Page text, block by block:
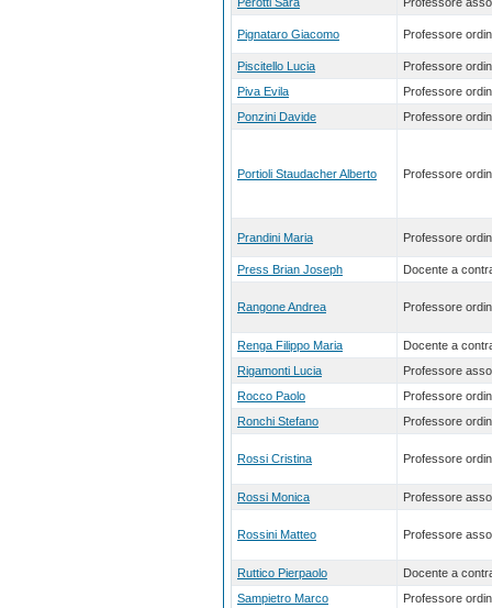
Pignataro Giacomo Professore
Piscitello Lucia
Professore
Piva Evila
Professore
Ponzini Davide
Professore
Portioli Staudacher Alberto Professore
Prandini Maria Professore
Press Brian Joseph Docente a
Rangone Andrea Professore
Renga Filippo Maria
Docente a
Rigamonti Lucia
Professore
Rocco Paolo
Professore
Ronchi Stefano
Professore
Rossi Cristina Professore
Rossi Monica Professore
Rossini Matteo Professore
Ruttico Pierpaolo
Docente a
Sampietro Marco
Professore